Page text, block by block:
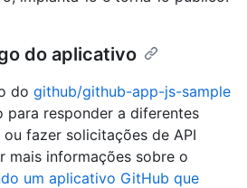
do aplicativo
do github/github-app-js-sample
responder a diferentes
fazer solicitações de API
mais informações sobre o
um aplicativo GitHub que